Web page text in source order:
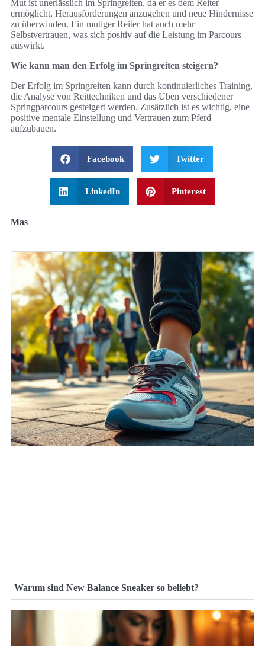
Mut ist unerlässlich im Springreiten, da er es dem Reiter
ermöglicht, Herausforderungen anzugehen und neue Hindernisse
zu überwinden. Ein mutiger Reiter hat auch mehr
Selbstvertrauen, was sich positiv auf die Leistung im Parcours
auswirkt.
Wie kann man den Erfolg im Springreiten steigern?
Der Erfolg im Springreiten kann durch kontinuierliches Training,
die Analyse von Reittechniken und das Üben verschiedener
Springparcours gesteigert werden. Zusätzlich ist es wichtig, eine
positive mentale Einstellung und Vertrauen zum Pferd
aufzubauen.
Facebook Twitter
LinkedIn Pinterest
Mas
Warum sind New Balance Sneaker so beliebt?